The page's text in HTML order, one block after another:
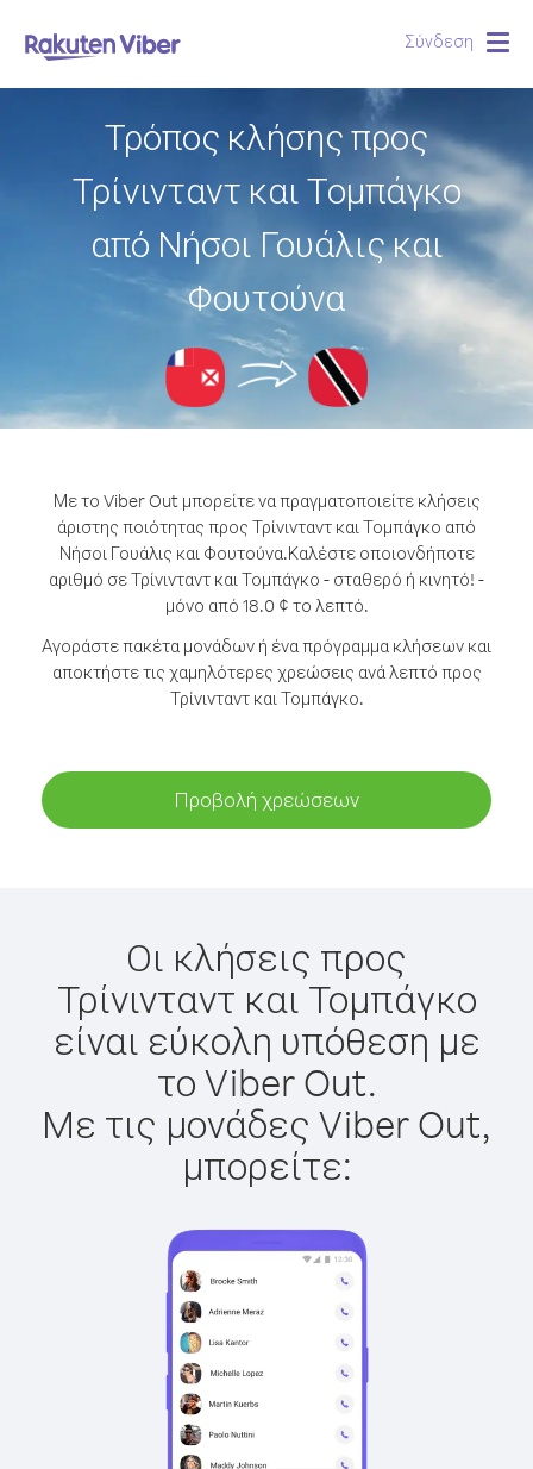
Σύνδεση
Τρόπος κλήσης προς
Τρίνινταντ και Τομπάγκο
από Νήσοι Γουάλις και
Φουτούνα
Με το Viber Out μπορείτε να πραγματοποιείτε κλήσεις
άριστης ποιότητας προς Τρίνινταντ και Τομπάγκο από
Νήσοι Γουάλις και Φουτούνα.Καλέστε οποιονδήποτε
αριθμό σε Τρίνινταντ και Τομπάγκο - σταθερό ή κινητό! -
μόνο από 18.0 ¢ το λεπτό.
Αγοράστε πακέτα μονάδων ή ένα πρόγραμμα κλήσεων και
αποκτήστε τις χαμηλότερες χρεώσεις ανά λεπτό προς
Τρίνινταντ και Τομπάγκο.
Προβολή χρεώσεων
Οι κλήσεις προς
Τρίνινταντ και Τομπάγκο
είναι εύκολη υπόθεση με
το Viber Out.
Με τις μονάδες Viber Out,
μπορείτε: